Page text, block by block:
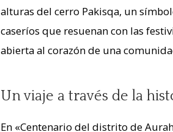
alturas del cerro Pakisqa, un
caseríos que resuenan con las
abierta al corazón de una
Un viaje a través de la
En «Centenario del distrito de